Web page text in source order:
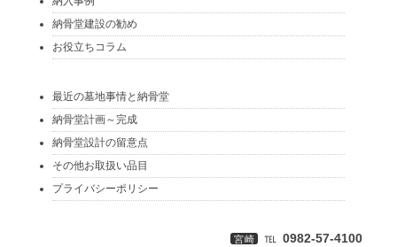
納骨堂建設の勧め
お役立ちコラム
最近の墓地事情と納骨堂
納骨堂計画～完成
納骨堂設計の留意点
その他お取扱い品目
プライバシーポリシー
宮崎 ℡0982-57‐4100